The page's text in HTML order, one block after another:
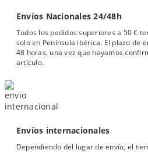
Envíos Nacionales 24/48h
Todos los pedidos superiores a 50 €
solo en Península ibérica. El plazo de
48 horas, una vez que hayamos
artículo.
Envíos internacionales
Dependiendo del lugar de envío, el